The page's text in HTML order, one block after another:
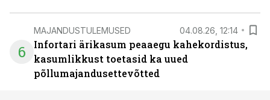
6
MAJANDUSTULEMUSED 04.08.26, 12:14
Infortari ärikasum peaaegu kahekordistus,
kasumlikkust toetasid ka uued
põllumajandusettevõtted